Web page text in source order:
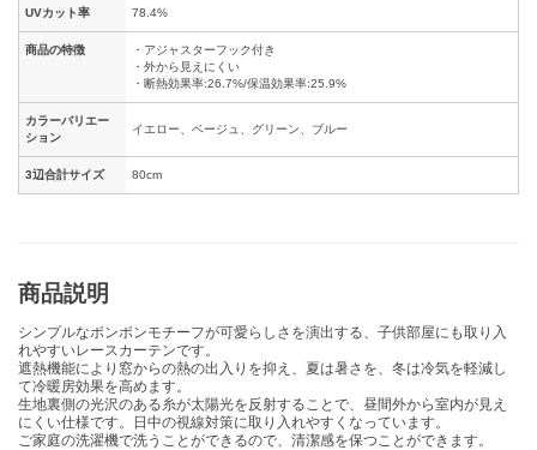
UVカット率 78.4%
商品の特徴
・アジャスターフック付き
・外から見えにくい
・断熱効果率:26.7%/保温効果率:25.9%
カラーバリエー
ション
イエロー、ベージュ、グリーン、ブルー
3辺合計サイズ 80cm
商品説明
シンプルなポンポンモチーフが可愛らしさを演出する、子供部屋にも取り入
れやすいレースカーテンです。
遮熱機能により窓からの熱の出入りを抑え、夏は暑さを、冬は冷気を軽減し
て冷暖房効果を高めます。
生地裏側の光沢のある糸が太陽光を反射することで、昼間外から室内が見え
にくい仕様です。日中の視線対策に取り入れやすくなっています。
ご家庭の洗濯機で洗うことができるので、清潔感を保つことができます。